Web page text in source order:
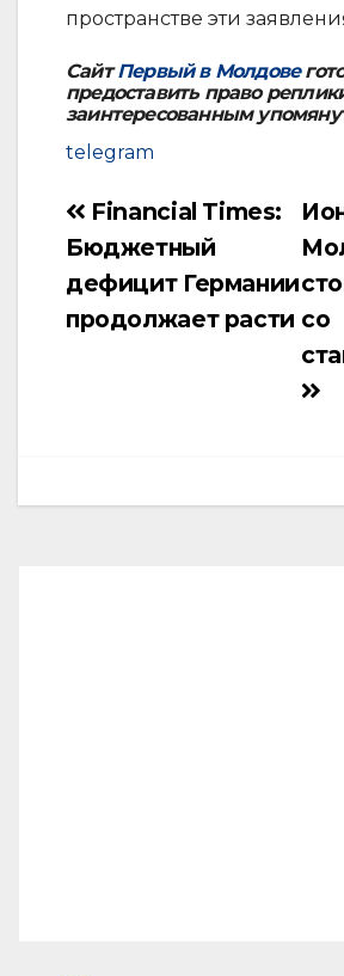
пространстве эти
СайтПервый в Молдове
предоставить право
заинтересованным
telegram
Навигация
по
со
Financial Times:
Бюджетный
дефицит Германии
продолжает расти